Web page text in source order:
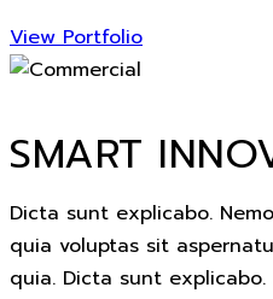
View Portfolio
SMART
Dicta sunt explicabo.
quia voluptas sit
quia. Dicta sunt